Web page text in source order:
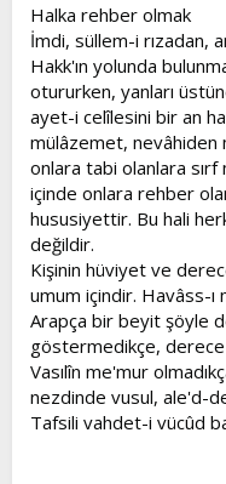
Halka rehber olmak
İmdi, süllem-i rızadan,
Hakk'ın yolunda
otururken, yanları
ayet-i celîlesini bir an
mülâzemet, nevâhiden
onlara tabi olanlara sırf
içinde onlara rehber
hususiyettir. Bu hali
değildir.
Kişinin hüviyet ve
umum içindir. Havâss-ı
Arapça bir beyit şöyle
göstermedikçe, derece
Vasılîn me'mur
nezdinde vusul, ale'd-
Tafsili vahdet-i vücûd